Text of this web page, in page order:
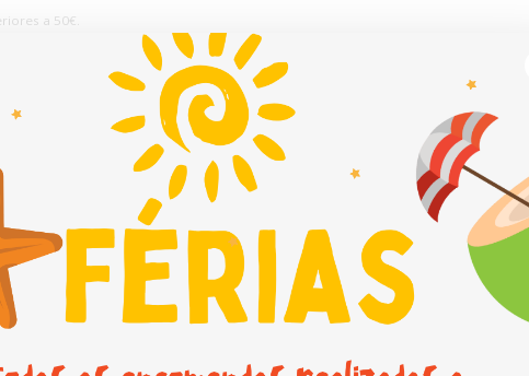
a 50€.
Sobre nós Novidades Contactos